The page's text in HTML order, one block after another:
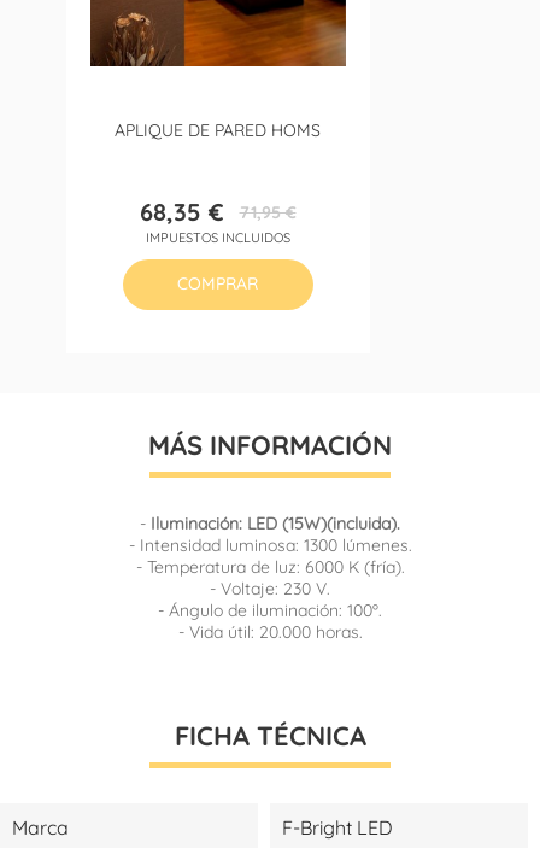
APLIQUE DE PARED HOMS
Precio
68,35 €Precio
base
71,95 €
IMPUESTOS INCLUIDOS
COMPRAR
MÁS INFORMACIÓN
- Iluminación: LED (15W)(incluida).
- Intensidad luminosa: 1300 lúmenes.
- Temperatura de luz: 6000 K (fría).
- Voltaje: 230 V.
- Ángulo de iluminación: 100º.
- Vida útil: 20.000 horas.
FICHA TÉCNICA
Marca F-Bright LED